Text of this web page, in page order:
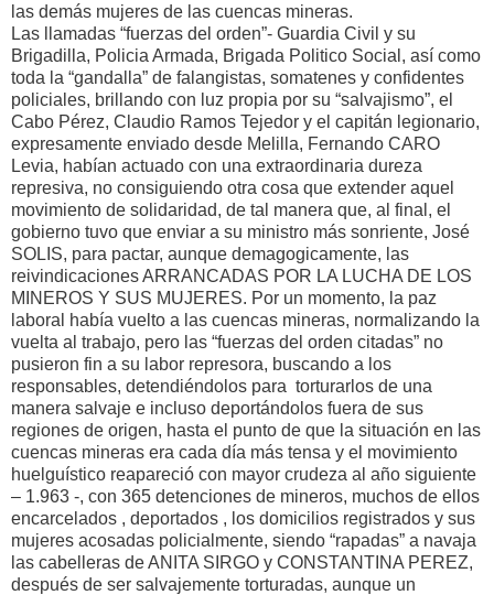
las demás mujeres de las cuencas mineras.
Las llamadas “fuerzas del orden”- Guardia Civil y su
Brigadilla, Policia Armada, Brigada Politico Social, así como
toda la “gandalla” de falangistas, somatenes y confidentes
policiales, brillando con luz propia por su “salvajismo”, el
Cabo Pérez, Claudio Ramos Tejedor y el capitán legionario,
expresamente enviado desde Melilla, Fernando CARO
Levia, habían actuado con una extraordinaria dureza
represiva, no consiguiendo otra cosa que extender aquel
movimiento de solidaridad, de tal manera que, al final, el
gobierno tuvo que enviar a su ministro más sonriente, José
SOLIS, para pactar, aunque demagogicamente, las
reivindicaciones ARRANCADAS POR LA LUCHA DE LOS
MINEROS Y SUS MUJERES. Por un momento, la paz
laboral había vuelto a las cuencas mineras, normalizando la
vuelta al trabajo, pero las “fuerzas del orden citadas” no
pusieron fin a su labor represora, buscando a los
responsables, detendiéndolos para torturarlos de una
manera salvaje e incluso deportándolos fuera de sus
regiones de origen, hasta el punto de que la situación en las
cuencas mineras era cada día más tensa y el movimiento
huelguístico reapareció con mayor crudeza al año siguiente
– 1.963 -, con 365 detenciones de mineros, muchos de ellos
encarcelados , deportados , los domicilios registrados y sus
mujeres acosadas policialmente, siendo “rapadas” a navaja
las cabelleras de ANITA SIRGO y CONSTANTINA PEREZ,
después de ser salvajemente torturadas, aunque un